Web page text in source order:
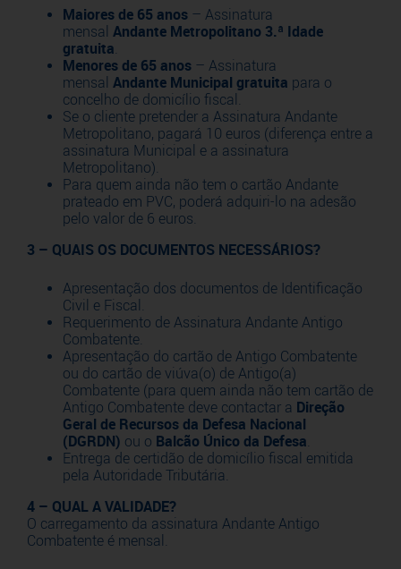
Maiores de 65 anos – Assinatura
mensal Andante Metropolitano 3.ª Idade
gratuita.
Menores de 65 anos – Assinatura
mensal Andante Municipal gratuita para o
concelho de domicílio fiscal.
Se o cliente pretender a Assinatura Andante
Metropolitano, pagará 10 euros (diferença entre a
assinatura Municipal e a assinatura
Metropolitano).
Para quem ainda não tem o cartão Andante
prateado em PVC, poderá adquiri-lo na adesão
pelo valor de 6 euros.
3 – QUAIS OS DOCUMENTOS NECESSÁRIOS?
Apresentação dos documentos de Identificação
Civil e Fiscal.
Requerimento de Assinatura Andante Antigo
Combatente.
Apresentação do cartão de Antigo Combatente
ou do cartão de viúva(o) de Antigo(a)
Combatente (para quem ainda não tem cartão de
Antigo Combatente deve contactar a Direção
Geral de Recursos da Defesa Nacional
(DGRDN) ou o Balcão Único da Defesa.
Entrega de certidão de domicílio fiscal emitida
pela Autoridade Tributária.
4 – QUAL A VALIDADE?
O carregamento da assinatura Andante Antigo
Combatente é mensal.